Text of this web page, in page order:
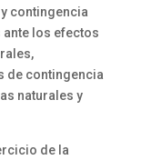
contingencia
los efectos
de contingencia
naturales y
de la